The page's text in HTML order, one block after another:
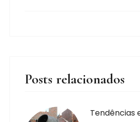
Posts relacionados
Tendências